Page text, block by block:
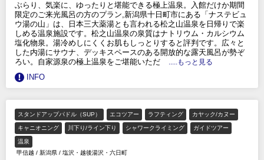
ぶらり、気楽に、ゆったりと堪能できる極上温泉。入館だけか期間
限定のご来光風呂の方のプラン,新潟県十日町市にある「ナステビュ
ウ湯の山」は、日本三大薬湯とも言われる松之山温泉を日帰りで楽
しめる温泉施設です。松之山温泉の泉質はナトリウム・カルシウム
塩化物泉。湯冷めしにくくお肌もしっとりすると評判です。広々と
した内湯にサウナ、デッキスペースのある開放的な露天風呂が勢ぞ
ろい。自家源泉の極上温泉をご堪能いただ
.....もっと見る
INFO
スタンドアップパドル（SUP） エコツアー ラフティング カヤック/カヌー
キャニオニング 川下り/ライン下り シャワークライミング ガイドツアー
温泉
甲信越 / 新潟県 / 塩沢・越後湯沢・六日町